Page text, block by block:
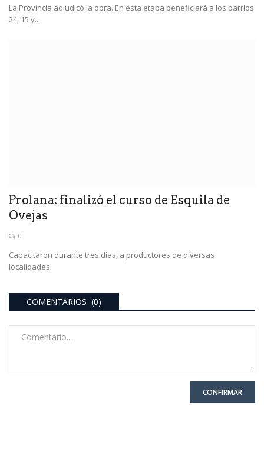
La Provincia adjudicó la obra. En esta etapa beneficiará a los barrios
24, 15 y...
Prolana: finalizó el curso de Esquila de
Ovejas
0
Capacitaron durante tres días, a productores de diversas
localidades.
COMENTARIOS (0)
CONFIRMAR